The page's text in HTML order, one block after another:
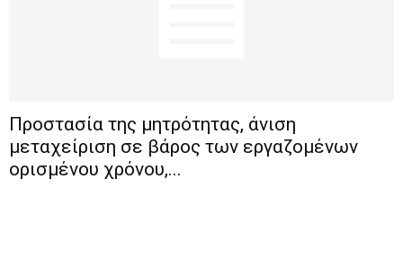
Προστασία της μητρότητας, άνιση
μεταχείριση σε βάρος των εργαζομένων
ορισμένου χρόνου,...